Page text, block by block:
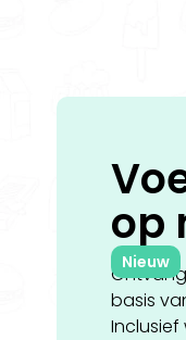
op
Nieuw
basis
Inclusief